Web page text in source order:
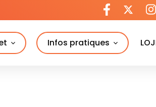
Infos pratiques